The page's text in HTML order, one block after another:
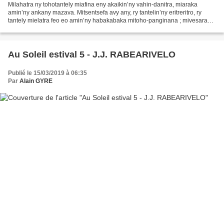
Milahatra ny tohotantely miafina eny akaikin’ny vahin-danitra, miaraka
amin’ny ankany mazava. Mitsentsefa avy any, ry tantelin’ny eritreritro, ry
tantely mielatra feo eo amin’ny habakabaka mitoho-panginana ; mivesara
Au Soleil estival 5 - J.J. RABEARIVELO
Publié le 15/03/2019 à 06:35
Par Alain GYRE